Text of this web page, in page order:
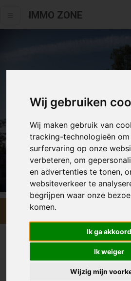
Wij gebruiken
Wij maken gebruik van
tracking-technologieën
surfervaring op onze
verbeteren, om
en advertenties te tonen,
websiteverkeer te
begrijpen waar onze
komen.
Ik ga akkoord
Ik weiger
Wijzig mijn
IMMO ZONE
Alle fotos
Ankerstraat 81 , Sint-Niklaas
€ 339 000